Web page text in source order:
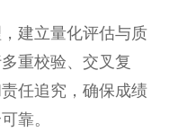
建立量化评估与质
重校验、交叉复
任追究，确保成绩
靠。